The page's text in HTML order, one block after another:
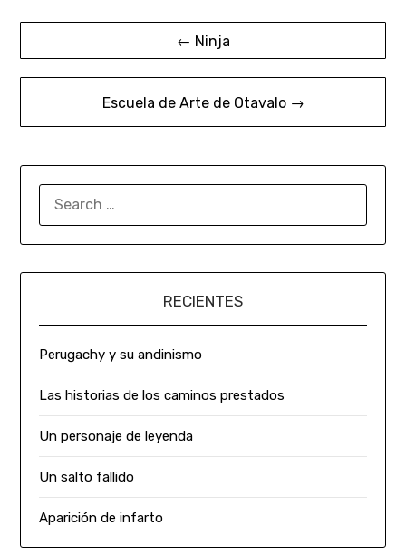
← Ninja
Escuela de Arte de Otavalo →
RECIENTES
Perugachy y su andinismo
Las historias de los caminos prestados
Un personaje de leyenda
Un salto fallido
Aparición de infarto